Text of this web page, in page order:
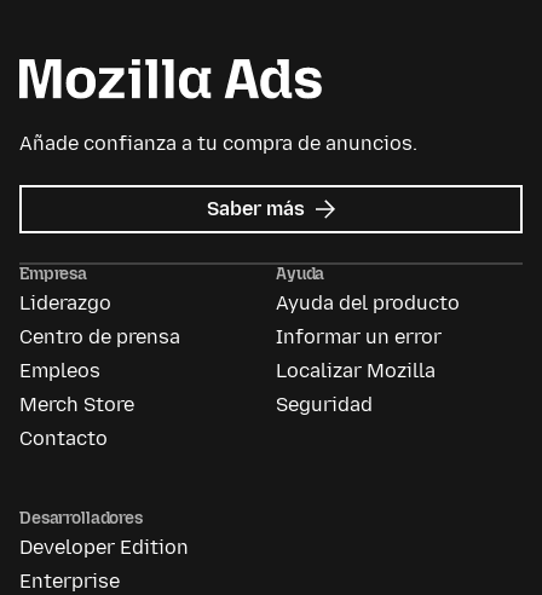
Añade confianza a tu compra de anuncios.
Saber más sobre
Mozilla
Empresa
Liderazgo
Centro de prensa
Empleos
Merch Store
Contacto
Ayuda
Ayuda del producto
Informar un error
Localizar Mozilla
Seguridad
Desarrolladores
Developer Edition
Enterprise